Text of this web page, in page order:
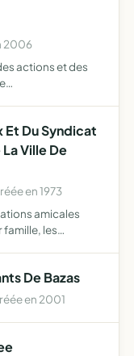
2006
actions et des
Et Du Syndicat
Ville De
en 1973
amicales
famille, les
De Bazas
en 2001